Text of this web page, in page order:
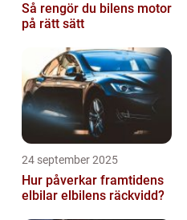
Så rengör du bilens motor
på rätt sätt
24 september 2025
Hur påverkar framtidens
elbilar elbilens räckvidd?